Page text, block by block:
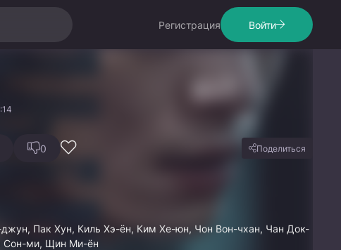
Регистрация Войти
0 Поделиться
Пак Хун, Киль Хэ-ён, Ким Хе-юн, Чон Вон-чхан, Чан Док-
Сон-ми, Щин Ми-ён